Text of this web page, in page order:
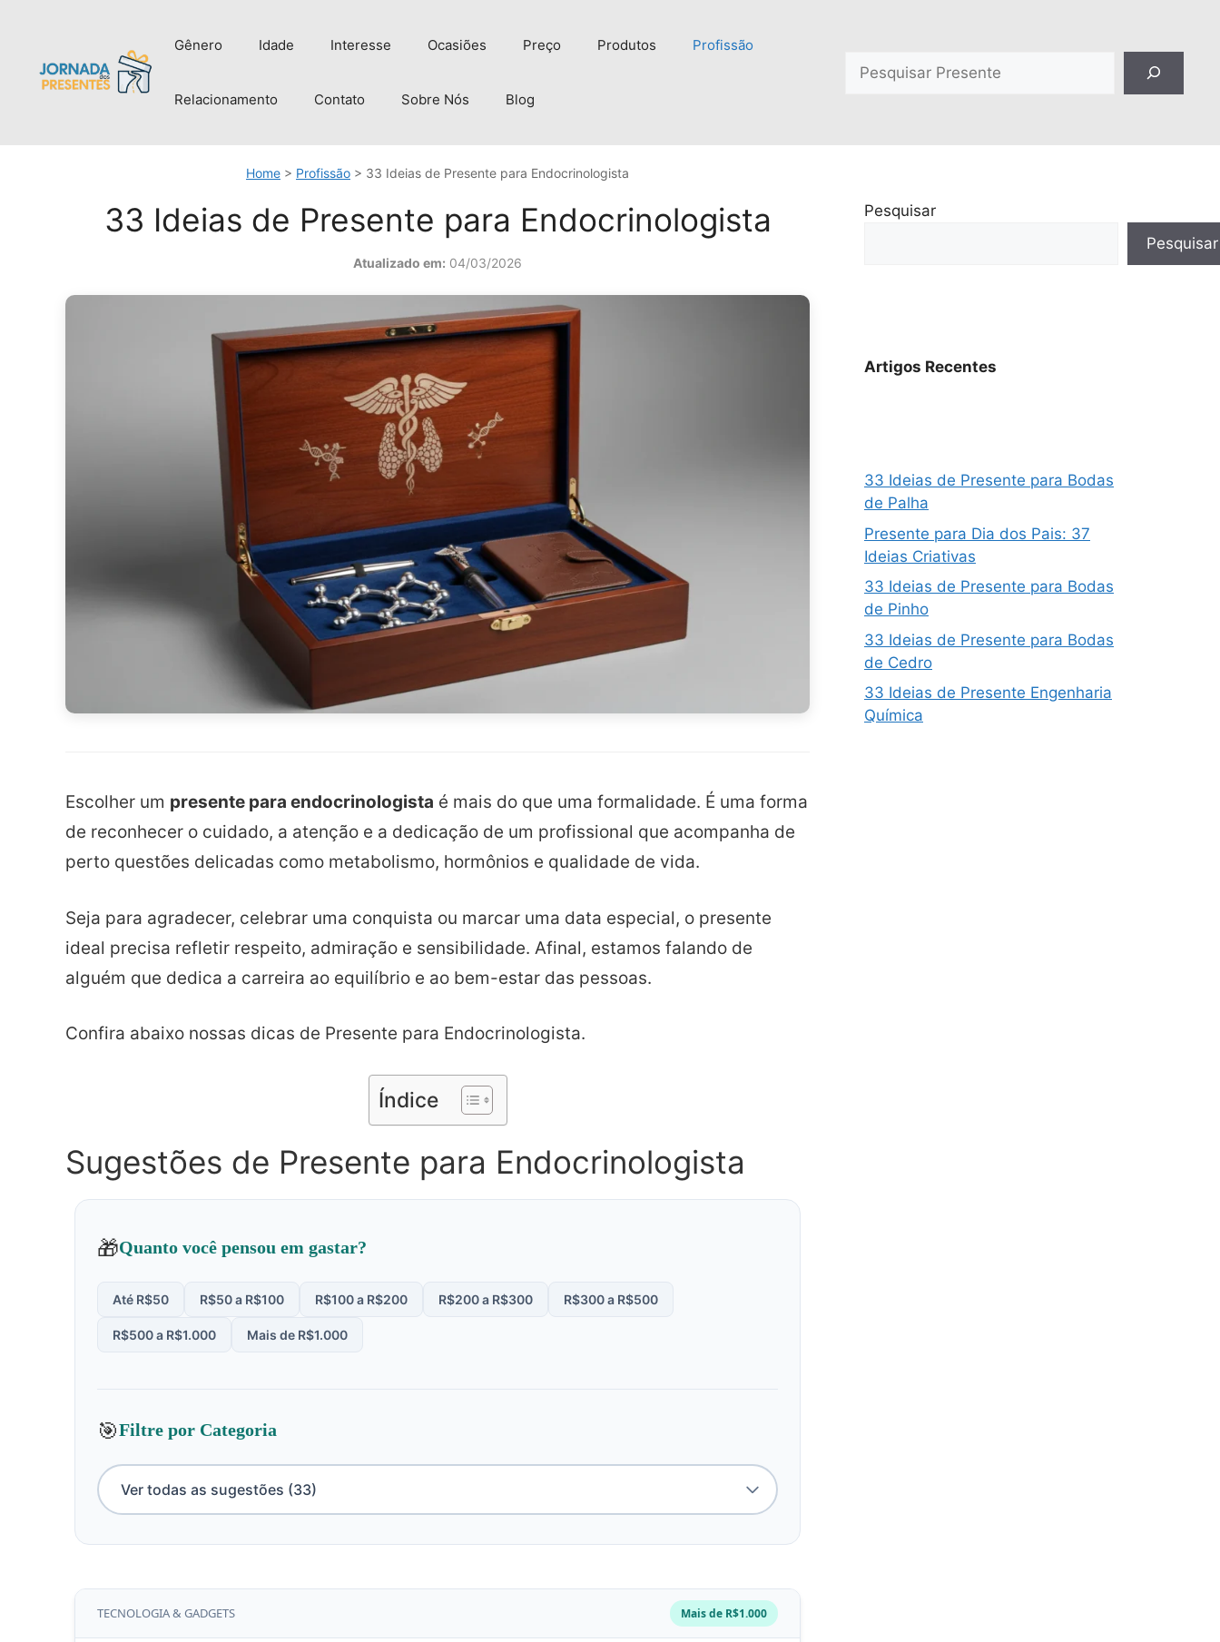
conteúdo
Gênero Idade Interesse Ocasiões Preço Produtos Profissão
Relacionamento Contato Sobre Nós Blog
Home > Profissão > 33 Ideias de Presente para Endocrinologista
33 Ideias de Presente para Endocrinologista
Atualizado em: 04/03/2026
Escolher um presente para endocrinologista é mais do que uma formalidade. É uma forma
de reconhecer o cuidado, a atenção e a dedicação de um profissional que acompanha de
perto questões delicadas como metabolismo, hormônios e qualidade de vida.
Seja para agradecer, celebrar uma conquista ou marcar uma data especial, o presente
ideal precisa refletir respeito, admiração e sensibilidade. Afinal, estamos falando de
alguém que dedica a carreira ao equilíbrio e ao bem-estar das pessoas.
Confira abaixo nossas dicas de Presente para Endocrinologista.
Índice
Sugestões de Presente para Endocrinologista
🎁Quanto você pensou em gastar?
Até R$50 R$50 a R$100 R$100 a R$200 R$200 a R$300 R$300 a R$500
R$500 a R$1.000 Mais de R$1.000
🎯Filtre por Categoria
TECNOLOGIA & GADGETS Mais de R$1.000
Pesquisar
Pesquisar
Artigos Recentes
33 Ideias de Presente para Bodas
de Palha
Presente para Dia dos Pais: 37
Ideias Criativas
33 Ideias de Presente para Bodas
de Pinho
33 Ideias de Presente para Bodas
de Cedro
33 Ideias de Presente Engenharia
Química